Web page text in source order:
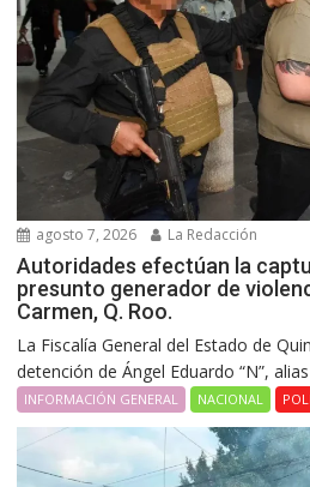
agosto 7, 2026 La Redacción
Autoridades efectúan la
presunto generador de
Carmen, Q. Roo.
La Fiscalía General del Estado de
detención de Ángel Eduardo “N”, alias
INFORMACIÓN GENERAL NACIONAL